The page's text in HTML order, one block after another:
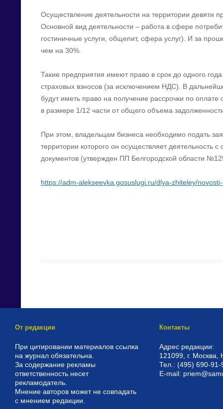
Осуществление деятельности на территории девяти
Основной вид деятельности – работа в сфере
гостиничные услуги, общепит, сфера услуг). И за
чем на 30%.
Такие предприятия имеют право в срок до одного
страховых взносов (за исключением НДС). В
будут иметь право на получение рассрочки по
в размере 1/12 части от общего объема
При этом, владельцам бизнеса необходимо подать
территории которого он осуществляет деятельность
документов (утвержден ПП Белгородской области
https://adm-alekseevka.gosuslugi.ru/dlya-zhiteley/
От редакции
При цитировании материалов ссылка
на журнал обязательна.
За содержание рекламы
ответственность несет
рекламодатель.
Мнение авторов может не совпадать
с мнением редакции.
Контакты
Адрес редакции:
121099, г. Москва,
Тел.: (495) 690-91-
E-mail: